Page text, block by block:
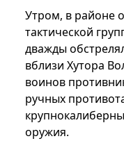
Утром, в районе
тактической
дважды
вблизи Хутора
воинов
ручных
оружия.